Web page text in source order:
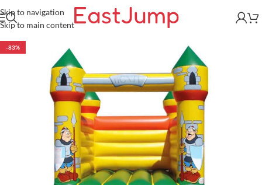
Skip to navigation
Skip to main content
-83%